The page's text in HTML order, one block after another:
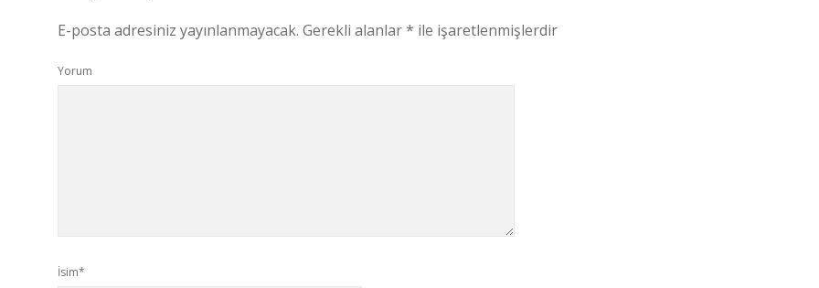
E-posta adresiniz yayınlanmayacak. Gerekli alanlar* ile işaretlenmişlerdir
Yorum
İsim*